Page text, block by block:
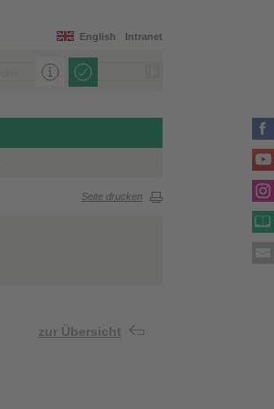
Intranet
English
Seite drucken
zur Übersicht